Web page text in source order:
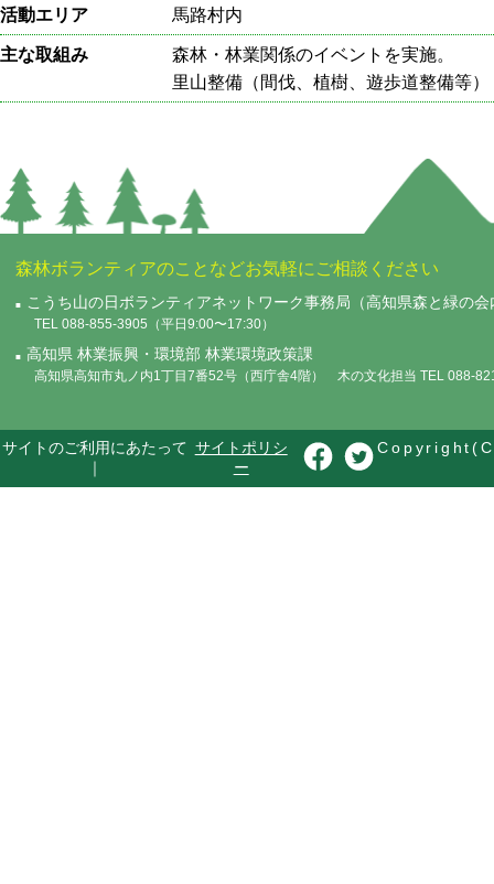
活動エリア 馬路村内
主な取組み
森林・林業関係のイベントを実施。
里山整備（間伐、植樹、遊歩道整備等）
森林ボランティアのことなどお気軽にご相談ください
こうち山の日ボランティアネットワーク事務局（高知県森と緑の会
TEL 088-855-3905（平日9:00〜17:30）
高知県 林業振興・環境部 林業環境政策課
高知県高知市丸ノ内1丁目7番52号（西庁舎4階） 木の文化担当 TEL 088-
サイトのご利用にあたって
｜
サイトポリシ
ー